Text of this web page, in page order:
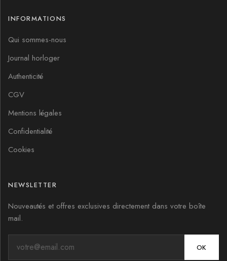
INFORMATIONS
Qui sommes-nous
Journal horloger
Authenticité
CGV
Mentions légales
Confidentialité
Cookies
NEWSLETTER
Nouveautés et offres exclusives directement dans votre boîte
mail.
OK